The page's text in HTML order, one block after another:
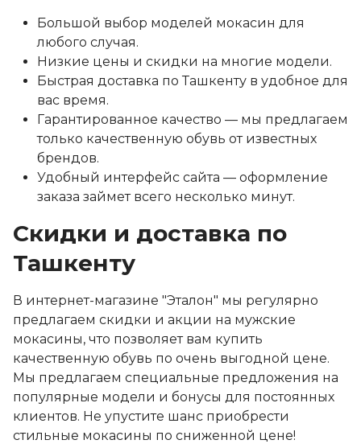
Большой выбор моделей мокасин для
любого случая.
Низкие цены и скидки на многие модели.
Быстрая доставка по Ташкенту в удобное для
вас время.
Гарантированное качество — мы предлагаем
только качественную обувь от известных
брендов.
Удобный интерфейс сайта — оформление
заказа займет всего несколько минут.
Скидки и доставка по
Ташкенту
В интернет-магазине "Эталон" мы регулярно
предлагаем скидки и акции на мужские
мокасины, что позволяет вам купить
качественную обувь по очень выгодной цене.
Мы предлагаем специальные предложения на
популярные модели и бонусы для постоянных
клиентов. Не упустите шанс приобрести
стильные мокасины по сниженной цене!